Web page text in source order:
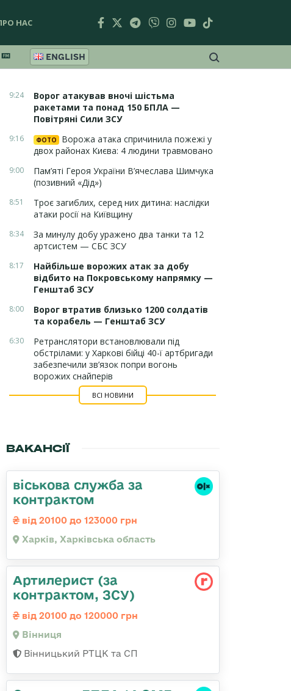
НАС
ENGLISH
9:24
Ворог атакував вночі шістьма
ракетами та понад 150 БПЛА —
Повітряні Сили ЗСУ
9:16 ФОТО
Ворожа атака спричинила пожежі у
двох районах Києва: 4 людини травмовано
9:00
Пам’яті Героя України В’ячеслава Шимчука
(позивний «Дід»)
8:51
Троє загиблих, серед них дитина: наслідки
атаки росії на Київщину
8:34
За минулу добу уражено два танки та 12
артсистем — СБС ЗСУ
8:17
Найбільше ворожих атак за добу
відбито на Покровському напрямку —
Генштаб ЗСУ
8:00
Ворог втратив близько 1200 солдатів
та корабель — Генштаб ЗСУ
6:30
Ретранслятори встановлювали під
обстрілами: у Харкові бійці 40-ї артбригади
забезпечили зв’язок попри вогонь
ворожих снайперів
ВСІ НОВИНИ
ВАКАНСІЇ
віськова служба за
контрактом
від 20100 до 123000 грн
Харків, Харківська область
Артилерист (за
контрактом, ЗСУ)
від 20100 до 120000 грн
Вінниця
Вінницький РТЦК та СП